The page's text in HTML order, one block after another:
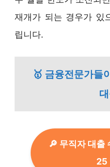
재개가 되는 경우가 있
립니다.
🥇 금융전문가들
🔎 무직자 대출
25